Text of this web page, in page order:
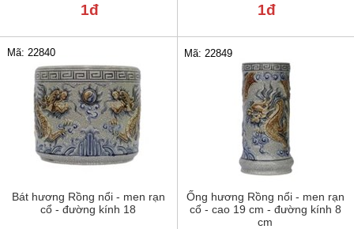
1đ 1đ
Bát hương Rồng nổi - men rạn
cổ - đường kính 18
Mã: 22840
Ống hương Rồng nổi - men rạn
cổ - cao 19 cm - đường kính 8
cm
Mã: 22849